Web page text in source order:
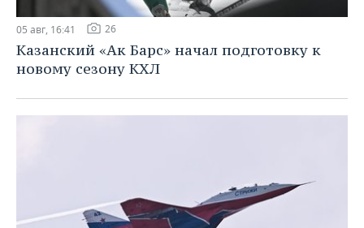
05 авг, 16:41 26
Казанский «Ак Барс» начал подготовку к
новому сезону КХЛ